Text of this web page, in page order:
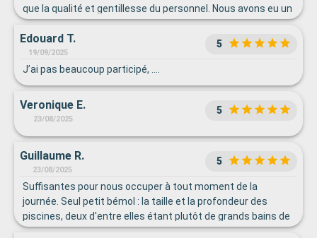
que la qualité et gentillesse du personnel. Nous avons eu un
problème de nuisance sonore provenant d’une tuyauterie
voisine survenant de manière aléatoire et qui n’a pu être
résolue pendant le durée de notre séjour. Mais notre suite
en dehors de ce problème était parfaite .
Edouard T.
19/09/2025
5
J’ai pas beaucoup participé, ….
Veronique E.
23/08/2025
5
Guillaume R.
23/08/2025
5
Suffisantes pour nous occuper à tout moment de la
journée. Seul petit bémol : la taille et la profondeur des
piscines, deux d'entre elles étant plutôt de grands bains de
pieds. C'est vraiment tout ce que l'on peut dire de mal.